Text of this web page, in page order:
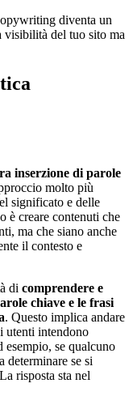
diventa un
visibilità del tuo sito ma
inserzione di parole
molto più
significato e delle
è creare contenuti che
ma che siano anche
il contesto e
di comprendere e
chiave e le frasi
. Questo implica andare
utenti intendono
esempio, se qualcuno
determinare se si
risposta sta nel